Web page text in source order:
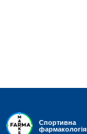
Спортивна
фармакологія